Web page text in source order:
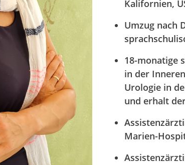
Kalifornien,
Umzug nach
18-monatige
in der
Urologie in
und erhalt
Marien-